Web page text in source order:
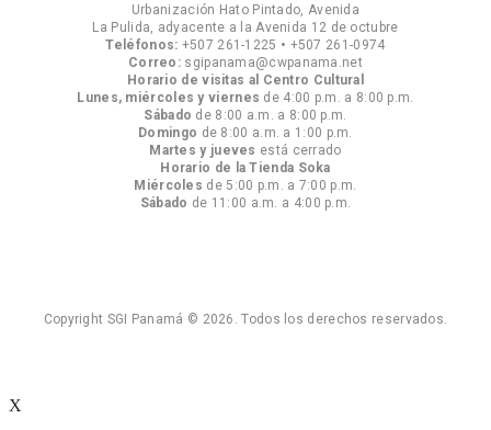
Urbanización Hato Pintado, Avenida
La Pulida, adyacente a la Avenida 12 de octubre
Teléfonos: +507 261-1225 • +507 261-0974
Correo: sgipanama@cwpanama.net
Horario de visitas al Centro Cultural
Lunes, miércoles y viernes de 4:00 p.m. a 8:00 p.m.
Sábado de 8:00 a.m. a 8:00 p.m.
Domingo de 8:00 a.m. a 1:00 p.m.
Martes y jueves está cerrado
Horario de la Tienda Soka
Miércoles de 5:00 p.m. a 7:00 p.m.
Sábado de 11:00 a.m. a 4:00 p.m.
Copyright SGI Panamá © 2026. Todos los derechos reservados.
X